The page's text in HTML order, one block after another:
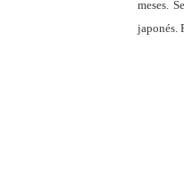
meses.
japonés.